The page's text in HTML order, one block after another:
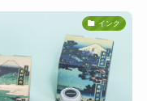
インク